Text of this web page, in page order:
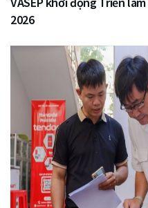
2026